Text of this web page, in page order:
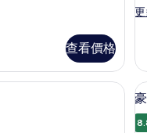
查看價格
更
客
房
的
情
| 高級寢具、迷你吧、客房內保